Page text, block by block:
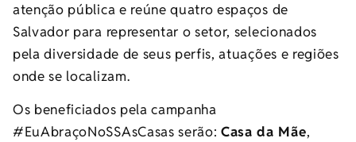
atenção pública e reúne quatro espaços de
Salvador para representar o setor, selecionados
pela diversidade de seus perfis, atuações e regiões
onde se localizam.
Os beneficiados pela campanha
#EuAbraçoNoSSAsCasas serão:Casa da Mãe,